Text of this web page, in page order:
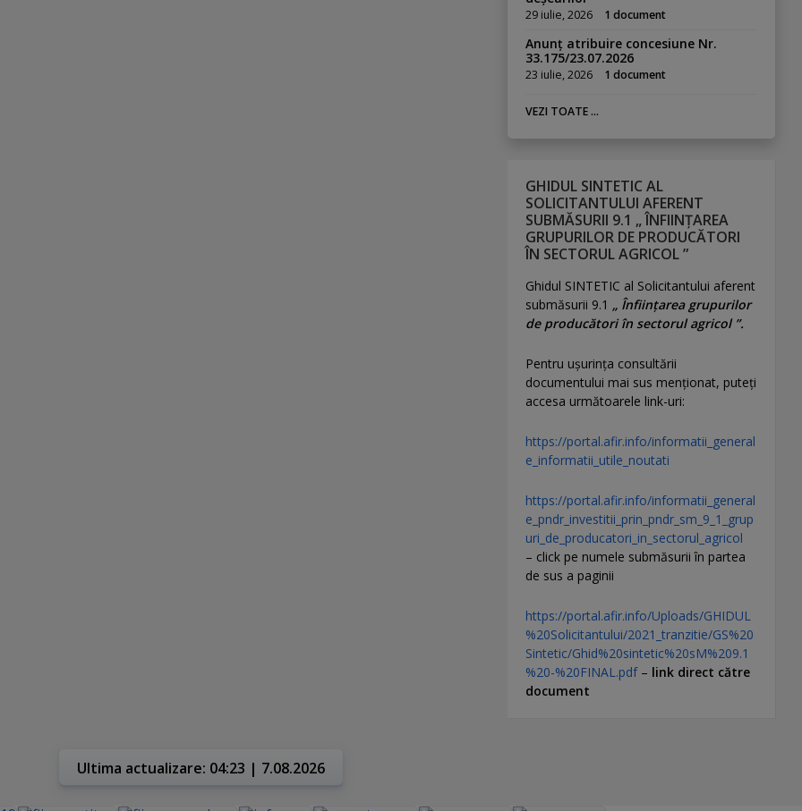
29 iulie, 2026 1 document
Anunț atribuire concesiune Nr.
33.175/23.07.2026
23 iulie, 2026 1 document
VEZI TOATE ...
GHIDUL SINTETIC AL
SOLICITANTULUI AFERENT
SUBMĂSURII 9.1 „ ÎNFIINȚAREA
GRUPURILOR DE PRODUCĂTORI
ÎN SECTORUL AGRICOL ”
Ghidul SINTETIC al Solicitantului aferent
submăsurii 9.1 „ Înființarea grupurilor
de producători în sectorul agricol ”.
Pentru uşurinţa consultării
documentului mai sus menţionat, puteţi
accesa următoarele link-uri:
https://portal.afir.info/informatii_general
e_informatii_utile_noutati
https://portal.afir.info/informatii_general
e_pndr_investitii_prin_pndr_sm_9_1_grup
uri_de_producatori_in_sectorul_agricol
– click pe numele submăsurii în partea
de sus a paginii
https://portal.afir.info/Uploads/GHIDUL
%20Solicitantului/2021_tranzitie/GS%20
Sintetic/Ghid%20sintetic%20sM%209.1
%20-%20FINAL.pdf– link direct către
document
Ultima actualizare: 04:23 | 7.08.2026